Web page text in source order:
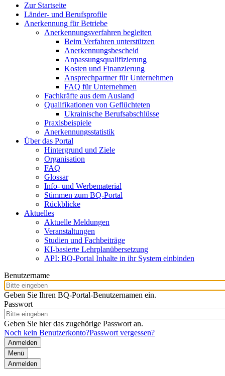
Zur Startseite
Länder- und Berufsprofile
Anerkennung für Betriebe
Anerkennungsverfahren begleiten
Beim Verfahren unterstützen
Anerkennungsbescheid
Anpassungsqualifizierung
Kosten und Finanzierung
Ansprechpartner für Unternehmen
FAQ für Unternehmen
Fachkräfte aus dem Ausland
Qualifikationen von Geflüchteten
Ukrainische Berufsabschlüsse
Praxisbeispiele
Anerkennungsstatistik
Über das Portal
Hintergrund und Ziele
Organisation
FAQ
Glossar
Info- und Werbematerial
Stimmen zum BQ-Portal
Rückblicke
Aktuelles
Aktuelle Meldungen
Veranstaltungen
Studien und Fachbeiträge
KI-basierte Lehrplanübersetzung
API: BQ-Portal Inhalte in ihr System einbinden
Benutzername
Geben Sie Ihren BQ-Portal-Benutzernamen ein.
Passwort
Geben Sie hier das zugehörige Passwort an.
Noch kein Benutzerkonto?Passwort vergessen?
Menü
Anmelden